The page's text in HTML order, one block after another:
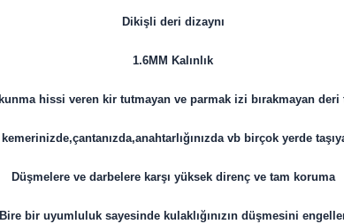
Dikişli deri dizaynı
1.6MM Kalınlık
hissi veren kir tutmayan ve parmak izi bırakmayan deri
kemerinizde,çantanızda,anahtarlığınızda vb birçok yerde
Düşmelere ve darbelere karşı yüksek direnç ve tam koruma
Bire bir uyumluluk sayesinde kulaklığınızın düşmesini